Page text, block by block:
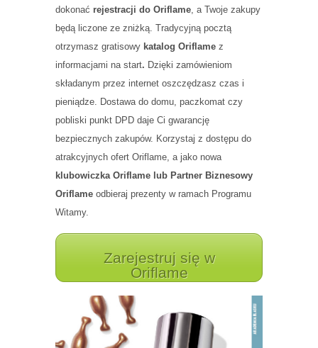
dokonać rejestracji do Oriflame, a Twoje zakupy
będą liczone ze zniżką. Tradycyjną pocztą
otrzymasz gratisowy katalog Oriflame z
informacjami na start. Dzięki zamówieniom
składanym przez internet oszczędzasz czas i
pieniądze. Dostawa do domu, paczkomat czy
pobliski punkt DPD daje Ci gwarancję
bezpiecznych zakupów. Korzystaj z dostępu do
atrakcyjnych ofert Oriflame, a jako nowa
klubowiczka Oriflame lub Partner Biznesowy
Oriflame odbieraj prezenty w ramach Programu
Witamy.
Zarejestruj się w
Oriflame